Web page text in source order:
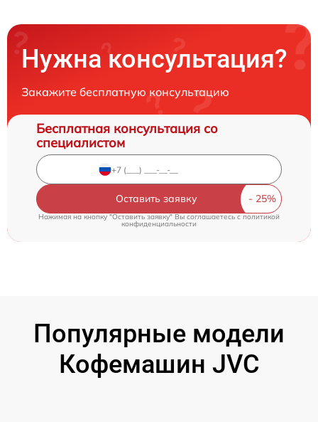
Нужна консультация?
Закажите бесплатную консультацию
Бесплатная консультация со
специалистом
Оставить заявку
Нажимая на кнопку "Оставить заявку" Вы соглашаетесь cполитикой
конфиденциальности
Популярные модели
Кофемашин JVC